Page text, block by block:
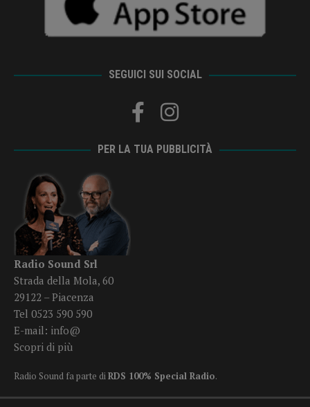
SEGUICI SUI SOCIAL
PER LA TUA PUBBLICITÀ
Radio Sound Srl
Strada della Mola, 60
29122 – Piacenza
Tel 0523 590 590
E-mail: info@
Scopri di più
Radio Sound fa parte diRDS 100% Special Radio.